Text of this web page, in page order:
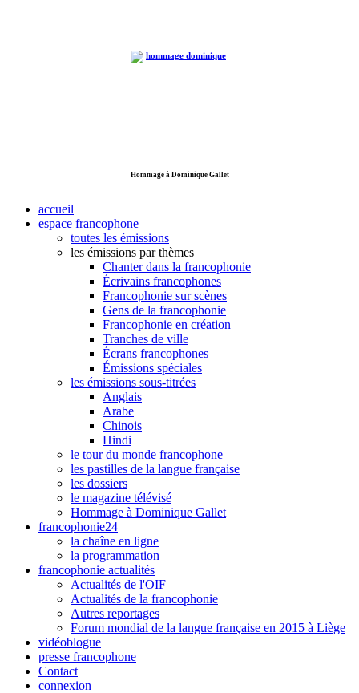
Hommage à Dominique Gallet
accueil
espace francophone
toutes les émissions
les émissions par thèmes
Chanter dans la francophonie
Écrivains francophones
Francophonie sur scènes
Gens de la francophonie
Francophonie en création
Tranches de ville
Écrans francophones
Émissions spéciales
les émissions sous-titrées
Anglais
Arabe
Chinois
Hindi
le tour du monde francophone
les pastilles de la langue française
les dossiers
le magazine télévisé
Hommage à Dominique Gallet
francophonie24
la chaîne en ligne
la programmation
francophonie actualités
Actualités de l'OIF
Actualités de la francophonie
Autres reportages
Forum mondial de la langue française en 2015 à Liège
vidéoblogue
presse francophone
Contact
connexion